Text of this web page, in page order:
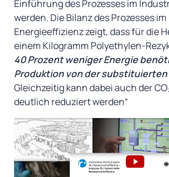
Einführung des Prozesses im
werden. Die Bilanz des Prozesses
Energieeffizienz zeigt, dass für die
einem Kilogramm Polyethylen-
40 Prozent weniger Energie
Produktion von der substituierten
Gleichzeitig kann dabei auch der
deutlich reduziert werden“